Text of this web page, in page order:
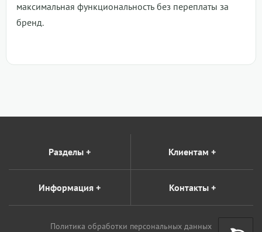
максимальная функциональность без переплаты за
бренд.
Разделы + Клиентам +
Информация + Контакты+
Политика обработки персональных данных